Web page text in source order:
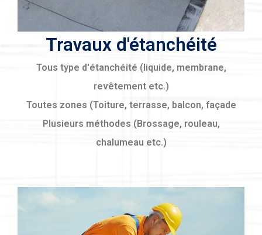
Travaux d'étanchéité
Tous type d'étanchéité (liquide, membrane,
revêtement etc.)
Toutes zones (Toiture, terrasse, balcon, façade
Plusieurs méthodes (Brossage, rouleau,
chalumeau etc.)